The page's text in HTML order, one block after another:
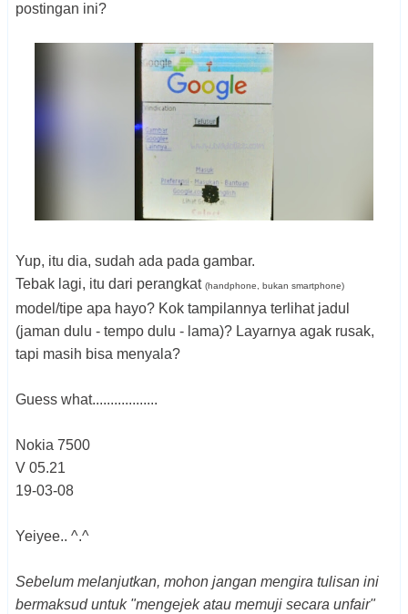
postingan ini?
Yup, itu dia, sudah ada pada gambar.
Tebak lagi, itu dari perangkat (handphone, bukan smartphone)
model/tipe apa hayo? Kok tampilannya terlihat jadul
(jaman dulu - tempo dulu - lama)? Layarnya agak rusak,
tapi masih bisa menyala?
Guess what..................
Nokia 7500
V 05.21
19-03-08
Yeiyee.. ^.^
Sebelum melanjutkan, mohon jangan mengira tulisan ini
bermaksud untuk "mengejek atau memuji secara unfair"